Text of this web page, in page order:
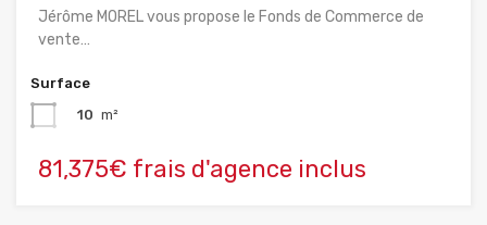
Jérôme MOREL vous propose le Fonds de Commerce de
vente…
Surface
10 m²
81,375€ frais d'agence inclus